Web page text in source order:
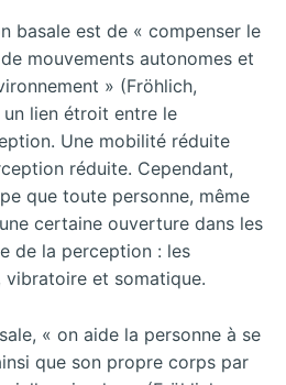
basale est de « compenser le
mouvements autonomes et
» (Fröhlich,
un lien étroit entre le
Une mobilité réduite
réduite. Cependant,
que toute personne, même
certaine ouverture dans les
de la perception : les
vibratoire et somatique.
« on aide la personne à se
que son propre corps par